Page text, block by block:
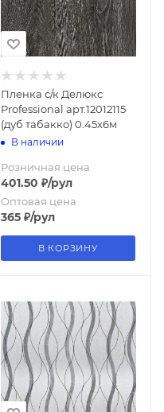
Пленка с/к Делюкс
Professional арт.12012115
(дуб табакко) 0.45х6м
В наличии
Розничная цена
401.50 ₽/рул
Оптовая цена
365₽/рул
В КОРЗИНУ